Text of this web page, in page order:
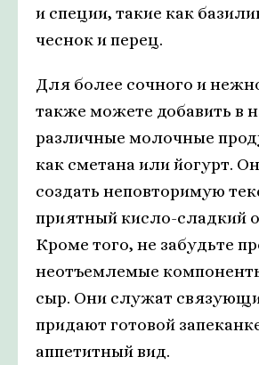
и специи, такие как
чеснок и перец.
Для более сочного и
также можете добавить в
различные молочные
как сметана или йогурт.
создать неповторимую
приятный кисло-сладкий
Кроме того, не забудьте
неотъемлемые
сыр. Они служат
придают готовой
аппетитный вид.